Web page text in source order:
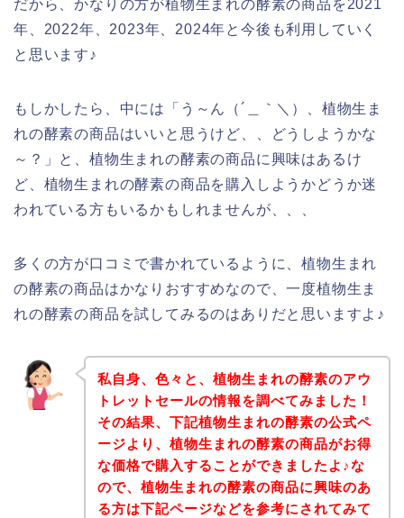
だから、かなりの方が植物生まれの酵素の商品を2021
年、2022年、2023年、2024年と今後も利用していく
と思います♪
もしかしたら、中には「う～ん（´＿｀＼）、植物生ま
れの酵素の商品はいいと思うけど、、どうしようかな
～？」と、植物生まれの酵素の商品に興味はあるけ
ど、植物生まれの酵素の商品を購入しようかどうか迷
われている方もいるかもしれませんが、、、
多くの方が口コミで書かれているように、植物生まれ
の酵素の商品はかなりおすすめなので、一度植物生ま
れの酵素の商品を試してみるのはありだと思いますよ♪
私自身、色々と、植物生まれの酵素のアウ
トレットセールの情報を調べてみました！
その結果、下記植物生まれの酵素の公式ペ
ージより、植物生まれの酵素の商品がお得
な価格で購入することができましたよ♪な
ので、植物生まれの酵素の商品に興味のあ
る方は下記ページなどを参考にされてみて